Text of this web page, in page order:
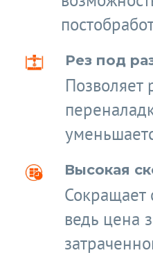
Рез под
Позволяет
Высокая
Сокращает
ведь цена